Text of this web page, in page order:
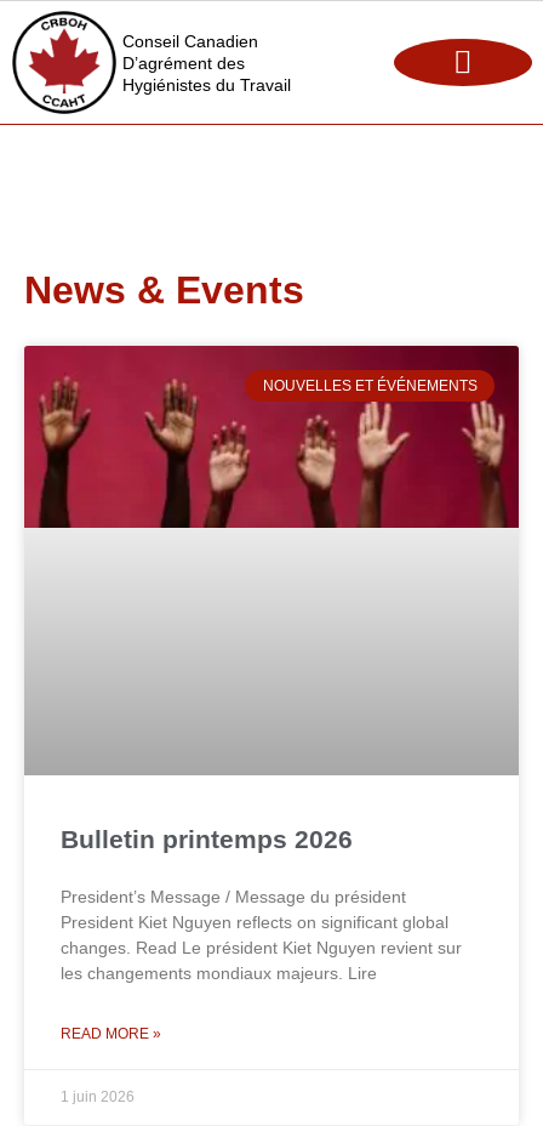
Conseil Canadien
D’agrément des
Hygiénistes du Travail
News & Events
NOUVELLES ET ÉVÉNEMENTS
Bulletin printemps 2026
President’s Message / Message du président
President Kiet Nguyen reflects on significant global
changes. Read Le président Kiet Nguyen revient sur
les changements mondiaux majeurs. Lire
READ MORE »
1 juin 2026